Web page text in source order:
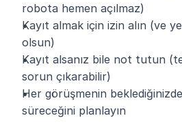
robota hemen açılmaz)
Kayıt almak için izin alın (ve
olsun)
Kayıt alsanız bile not tutun
sorun çıkarabilir)
Her görüşmenin
süreceğini planlayın